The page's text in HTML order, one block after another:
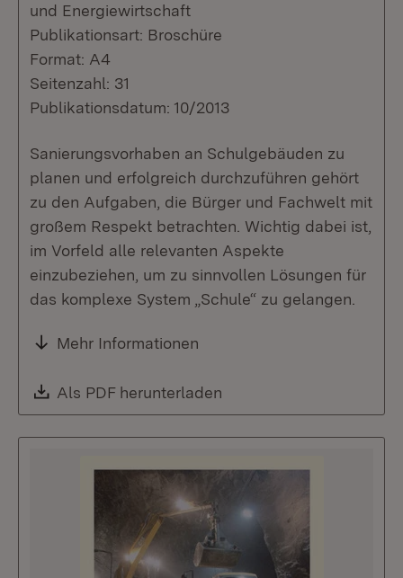
und Energiewirtschaft
Publikationsart: Broschüre
Format: A4
Seitenzahl: 31
Publikationsdatum: 10/2013
Sanierungsvorhaben an Schulgebäuden zu
planen und erfolgreich durchzuführen gehört
zu den Aufgaben, die Bürger und Fachwelt mit
großem Respekt betrachten. Wichtig dabei ist,
im Vorfeld alle relevanten Aspekte
einzubeziehen, um zu sinnvollen Lösungen für
das komplexe System „Schule“ zu gelangen.
Mehr Informationen
Download:
Als PDF herunterladen